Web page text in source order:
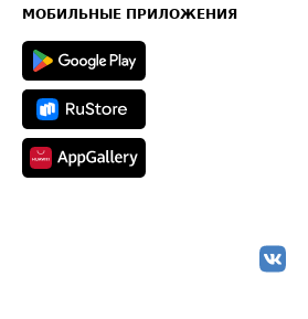
Техническая информация
МОБИЛЬНЫЕ ПРИЛОЖЕНИЯ